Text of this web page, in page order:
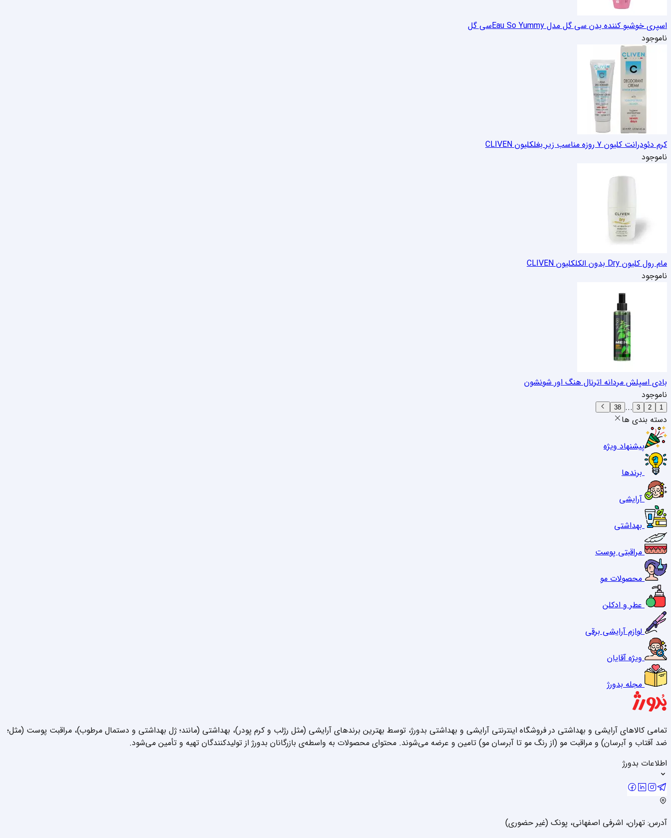
اسپری خوشبو کننده بدن سی گل مدل Eau So Yummy
سی گل
ناموجود
کرم دئودرانت کلیون 7 روزه مناسب زیر بغل
کلیون CLIVEN
ناموجود
مام رول کلیون Dry بدون الکل
کلیون CLIVEN
ناموجود
بادی اسپلش مردانه اترنال هنگ اور شونشون
ناموجود
1
2
3
...
38
دسته بندی ها
پیشنهاد ویژه
برندها
آرایشی
بهداشتی
مراقبتی پوست
محصولات مو
عطر و ادکلن
لوازم آرایشی برقی
ویژه آقایان
مجله بدورژ
تمامی کالاهای آرایشی و بهداشتی در فروشگاه اینترنتی آرایشی و بهداشتی بدورژ، توسط بهترین برندهای آرایشی (مثل رژلب و کرم پودر)، بهداشتی (مانند؛ ژل بهداشتی و دستمال مرطوب)، مراقبت پوست (مثل؛
ضد آفتاب و آبرسان) و مراقبت مو (از رنگ مو تا آبرسان مو) تامین و عرضه می‌شوند. محتوای محصولات به واسطه‌ی بازرگانان بدورژ از تولیدکنندگان تهیه و تأمین می‌شود.
اطلاعات بدورژ
آدرس: تهران، اشرفی اصفهانی، پونک (غیر حضوری)